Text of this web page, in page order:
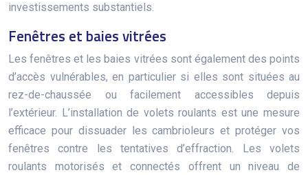
investissements substantiels.
Fenêtres et baies vitrées
Les fenêtres et les baies vitrées sont également des points
d’accès vulnérables, en particulier si elles sont situées au
rez-de-chaussée ou facilement accessibles depuis
l’extérieur. L’installation de volets roulants est une mesure
efficace pour dissuader les cambrioleurs et protéger vos
fenêtres contre les tentatives d’effraction. Les volets
roulants motorisés et connectés offrent un niveau de